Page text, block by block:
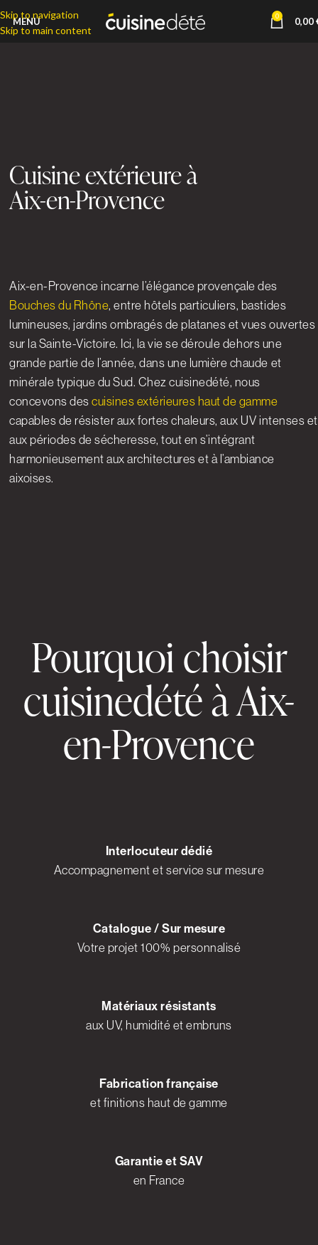
Skip to navigation
Skip to main content
MENU 0 0,00
Cuisine extérieure à
Aix-en-Provence
Aix-en-Provence incarne l’élégance provençale des
Bouches du Rhône, entre hôtels particuliers, bastides
lumineuses, jardins ombragés de platanes et vues ouvertes
sur la Sainte-Victoire. Ici, la vie se déroule dehors une
grande partie de l’année, dans une lumière chaude et
minérale typique du Sud. Chez cuisinedété, nous
concevons descuisines extérieures haut de gamme
capables de résister aux fortes chaleurs, aux UV intenses et
aux périodes de sécheresse, tout en s’intégrant
harmonieusement aux architectures et à l’ambiance
aixoises.
Pourquoi choisir
cuisinedété à Aix-
en-Provence
Interlocuteur dédié
Accompagnement et service sur mesure
Catalogue / Sur mesure
Votre projet 100% personnalisé
Matériaux résistants
aux UV, humidité et embruns
Fabrication française
et finitions haut de gamme
Garantie et SAV
en France